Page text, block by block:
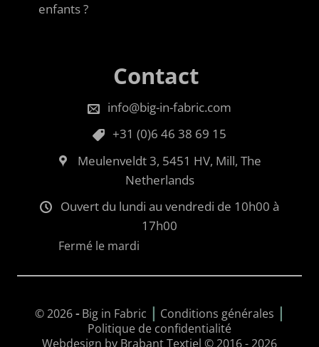
enfants ?
Contact
info@big-in-fabric.com
+31 (0)6 46 38 69 15
Meulenveldt 3, 5451 HV, Mill, The
Netherlands
Ouvert du lundi au vendredi de 10h00 à
17h00
Fermé le mardi
© 2026-Big in Fabric | Conditions générales |
Politique de confidentialité
Webdesign by Brabant Textiel © 2016 - 2026